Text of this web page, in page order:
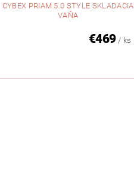
CYBEX PRIAM 5.0 STYLE SKLADACIA
VAŇA
€469 / ks